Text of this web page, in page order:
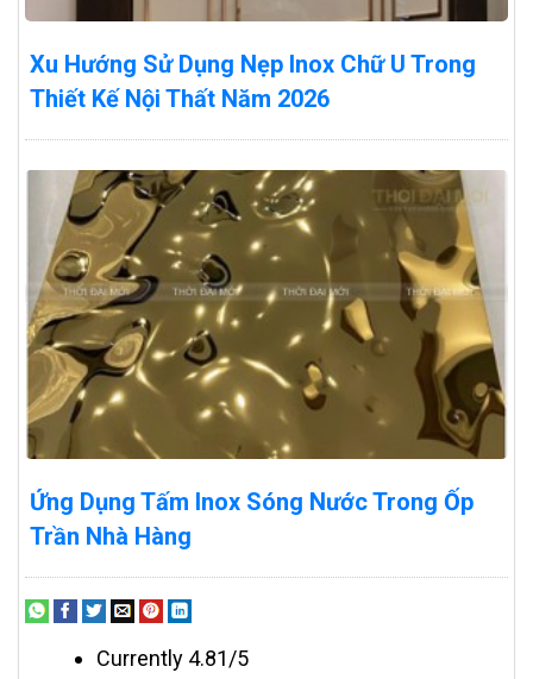
Xu Hướng Sử Dụng Nẹp Inox Chữ U Trong
Thiết Kế Nội Thất Năm 2026
Ứng Dụng Tấm Inox Sóng Nước Trong Ốp
Trần Nhà Hàng
Currently 4.81/5